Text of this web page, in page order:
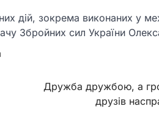
дій, зокрема виконаних у
Збройних сил України
Дружба дружбою, а
друзів